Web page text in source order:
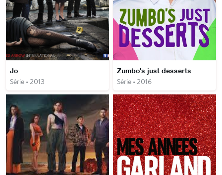
Jo
Série • 2013
Zumbo's just desserts
Série • 2016